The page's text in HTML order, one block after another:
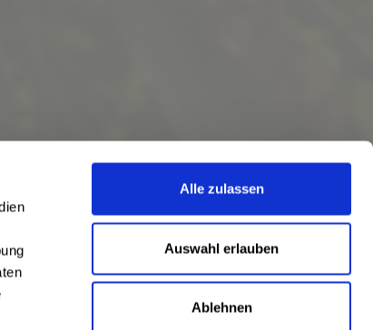
Alle zulassen
Auswahl erlauben
Ablehnen